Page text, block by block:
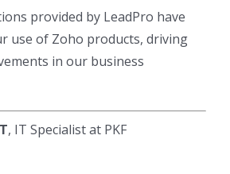
|
LeadPro
provided by LeadPro have
use of Zoho products, driving
in our business
, IT Specialist at PKF